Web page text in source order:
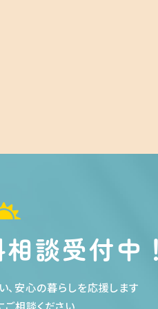
談受付中
、安心の暮らしを応援します
ご相談ください